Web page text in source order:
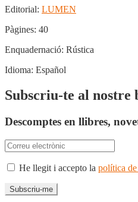
Editorial: LUMEN
Pàgines: 40
Enquadernació: Rústica
Idioma: Español
Subscriu-te al nostre
Descomptes en llibres,
He llegit i accepto la política